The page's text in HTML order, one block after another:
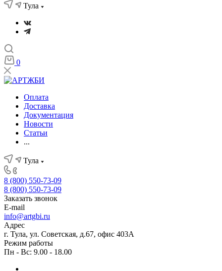
Тула
0
Оплата
Доставка
Документация
Новости
Статьи
...
Тула
8 (800) 550-73-09
8 (800) 550-73-09
Заказать звонок
E-mail
info@artgbi.ru
Адрес
г. Тула, ул. Советская, д.67, офис 403А
Режим работы
Пн - Вс: 9.00 - 18.00